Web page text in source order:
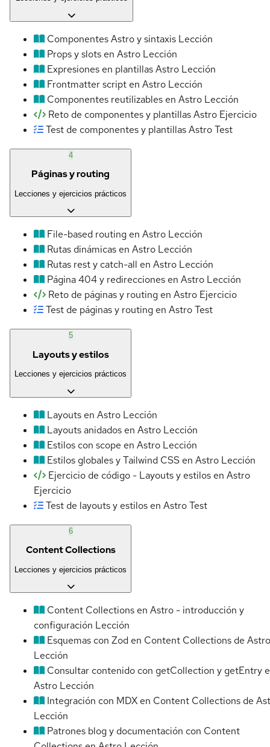
Componentes Astro y sintaxis Lección
Props y slots en Astro Lección
Expresiones en plantillas Astro Lección
Frontmatter script en Astro Lección
Componentes reutilizables en Astro Lección
Reto de componentes y plantillas Astro Ejercicio
Test de componentes y plantillas AstroTest
4
Páginas y routing
Lecciones y ejercicios prácticos
File-based routing en Astro Lección
Rutas dinámicas en Astro Lección
Rutas rest y catch-all en Astro Lección
Página 404 y redirecciones en Astro Lección
Reto de páginas y routing en Astro Ejercicio
Test de páginas y routing en AstroTest
5
Layouts y estilos
Lecciones y ejercicios prácticos
Layouts en Astro Lección
Layouts anidados en Astro Lección
Estilos con scope en Astro Lección
Estilos globales y Tailwind CSS en Astro Lección
Ejercicio de código - Layouts y estilos en Astro
Ejercicio
Test de layouts y estilos en AstroTest
6
Content Collections
Lecciones y ejercicios prácticos
Content Collections en Astro - introducción y
configuración Lección
Esquemas con Zod en Content Collections de Astro
Lección
Consultar contenido con getCollection y getEntry
Astro Lección
Integración con MDX en Content Collections de
Lección
Patrones blog y documentación con Content